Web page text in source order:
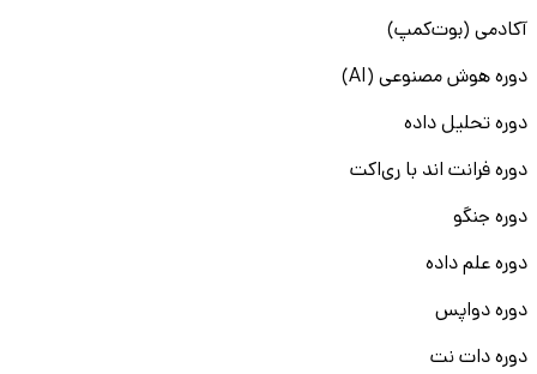
آکادمی (بوت‌کمپ)
دوره هوش مصنوعی (AI)
دوره تحلیل داده
دوره فرانت اند با ری‌اکت
دوره جنگو
دوره علم داده
دوره دواپس
دوره دات نت